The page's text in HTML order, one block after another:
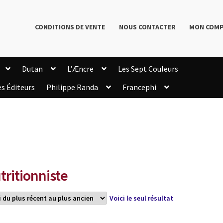
CONDITIONS DE VENTE NOUS CONTACTER MON
Dutan L’Æncre
Les Sept Couleurs
Éditeurs Philippe Randa
Francephi
Voici le seul résultat